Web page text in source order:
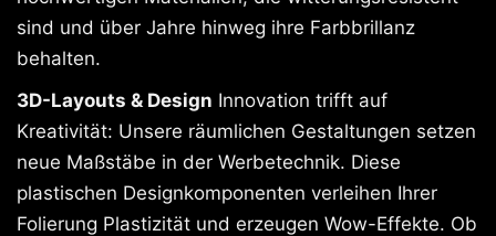
sind und über Jahre hinweg ihre Farbbrillanz
behalten.
3D-Layouts & Design Innovation trifft auf
Kreativität: Unsere räumlichen Gestaltungen setzen
neue Maßstäbe in der Werbetechnik. Diese
plastischen Designkomponenten verleihen Ihrer
Folierung Plastizität und erzeugen Wow-Effekte. Ob